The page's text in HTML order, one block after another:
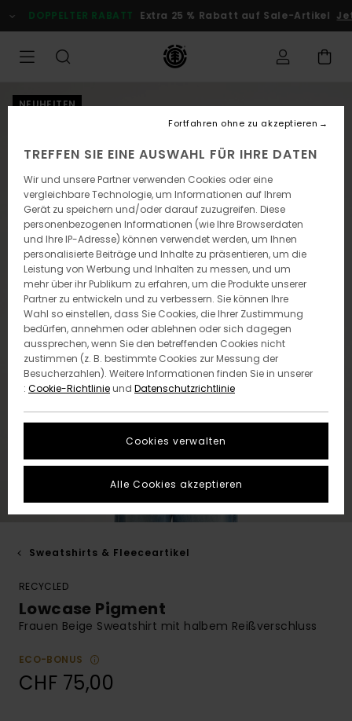
zur
Produktinformation
DOPPELTER RABATT Extra 25 % Rabatt auf Sale-Artikel
NEUHEITEN
Sweatshirts & Fleeceartikel
RECYCLED
Lowcase Pigment
Frauen Beige Sweatshirt mit halbem Reißverschluss
ECO-BONUS
CHF 75,00
TREFFEN SIE EINE AUSWAHL FÜR IHRE DATEN
Wir und unsere Partner verwenden Cookies oder eine
vergleichbare Technologie, um Informationen auf Ihrem
Gerät zu speichern und/oder darauf zuzugreifen. Diese
personenbezogenen Informationen (wie Ihre Browserdaten
und Ihre IP-Adresse) können verwendet werden, um Ihnen
personalisierte Beiträge und Inhalte zu präsentieren, um die
Leistung von Werbung und Inhalten zu messen, und um
mehr über ihr Publikum zu erfahren, um die Produkte unserer
Partner zu entwickeln und zu verbessern. Sie können Ihre
Wahl so einstellen, dass Sie Cookies, die Ihrer Zustimmung
bedürfen, annehmen oder ablehnen oder sich dagegen
aussprechen, wenn Sie den betreffenden Cookies nicht
zustimmen (z. B. bestimmte Cookies zur Messung der
Besucherzahlen). Weitere Informationen finden Sie in unserer
: Cookie-Richtlinieund Datenschutzrichtlinie
Cookies verwalten
Fortfahren ohne zu akzeptieren
Alle Cookies akzeptieren